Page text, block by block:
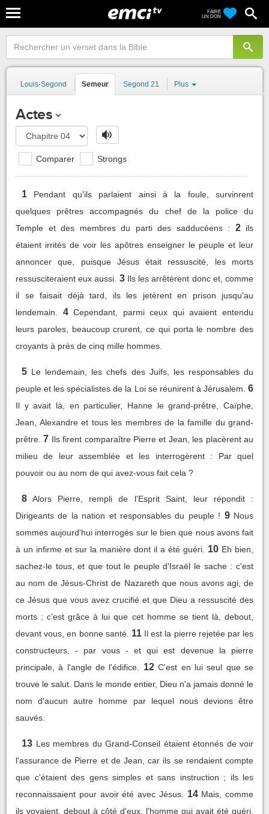
FAIRE
UN DON
Louis-Segond Semeur Segond 21 Plus
Actes
Comparer Strongs
1
Pendant qu'ils parlaient ainsi à la foule, survinrent
quelques prêtres accompagnés du chef de la police du
Temple et des membres du parti des sadducéens :
2 ils
étaient irrités de voir les apôtres enseigner le peuple et leur
annoncer que, puisque Jésus était ressuscité, les morts
ressusciteraient eux aussi. 3 Ils les arrêtèrent donc et, comme
il se faisait déjà tard, ils les jetèrent en prison jusqu'au
lendemain.
4 Cependant, parmi ceux qui avaient entendu
leurs paroles, beaucoup crurent, ce qui porta le nombre des
croyants à près de cinq mille hommes.
5 Le lendemain, les chefs des Juifs, les responsables du
peuple et les spécialistes de la Loi se réunirent à Jérusalem. 6
Il y avait là, en particulier, Hanne le grand-prêtre, Caïphe,
Jean, Alexandre et tous les membres de la famille du grand-
prêtre. 7 Ils firent comparaître Pierre et Jean, les placèrent au
milieu de leur assemblée et les interrogèrent : Par quel
pouvoir ou au nom de qui avez-vous fait cela ?
8 Alors Pierre, rempli de l'Esprit Saint, leur répondit :
Dirigeants de la nation et responsables du peuple ! 9 Nous
sommes aujourd'hui interrogés sur le bien que nous avons fait
à un infirme et sur la manière dont il a été guéri.
10 Eh bien,
sachez-le tous, et que tout le peuple d'Israël le sache : c'est
au nom de Jésus-Christ de Nazareth que nous avons agi, de
ce Jésus que vous avez crucifié et que Dieu a ressuscité des
morts ; c'est grâce à lui que cet homme se tient là, debout,
devant vous, en bonne santé. 11 Il est la pierre rejetée par les
constructeurs, - par vous - et qui est devenue la pierre
principale, à l'angle de l'édifice.
12 C'est en lui seul que se
trouve le salut. Dans le monde entier, Dieu n'a jamais donné le
nom d'aucun autre homme par lequel nous devions être
sauvés.
13 Les membres du Grand-Conseil étaient étonnés de voir
l'assurance de Pierre et de Jean, car ils se rendaient compte
que c'étaient des gens simples et sans instruction ; ils les
reconnaissaient pour avoir été avec Jésus.
14 Mais, comme
ils voyaient, debout à côté d'eux, l'homme qui avait été guéri,